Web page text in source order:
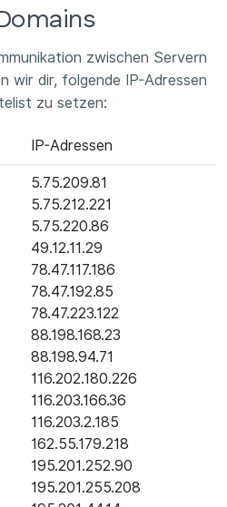
zwischen Servern
wir dir, folgende IP-Adressen
zu setzen:
IP-Adressen
5.75.209.81
5.75.212.221
5.75.220.86
49.12.11.29
78.47.117.186
78.47.192.85
78.47.223.122
88.198.168.23
88.198.94.71
116.202.180.226
116.203.166.36
116.203.2.185
162.55.179.218
195.201.252.90
195.201.255.208